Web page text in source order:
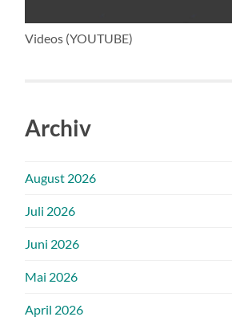
Videos (YOUTUBE)
Archiv
August 2026
Juli 2026
Juni 2026
Mai 2026
April 2026